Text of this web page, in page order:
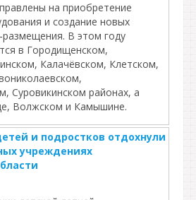
на приобретение
и создание новых
В этом году
в Городищенском,
Калачёвском, Клетском,
Суровикинском районах, а
Волжском и Камышине.
и подростков отдохнули
учреждениях